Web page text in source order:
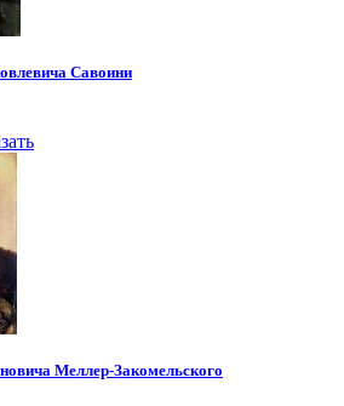
Савоини
Меллер-Закомельского